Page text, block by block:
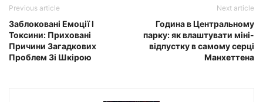
Previous article
Заблоковані Емоції І
Токсини: Приховані
Причини Загадкових
Проблем Зі Шкірою
Next article
Година в Центральному
парку: як влаштувати міні-
відпустку в самому серці
Манхеттена